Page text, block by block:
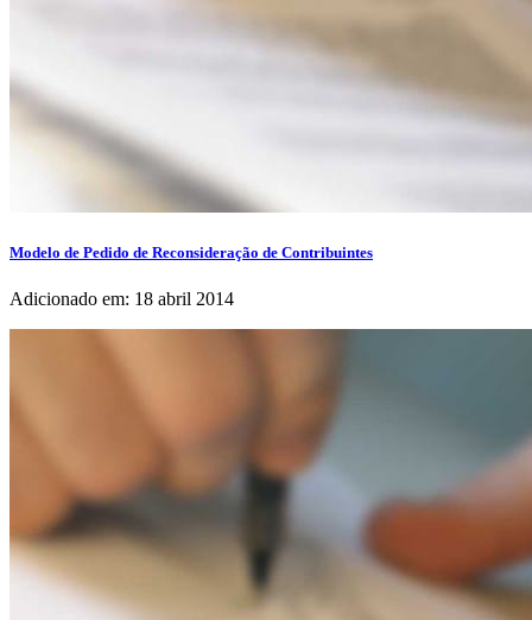
Modelo de Pedido de Reconsideração de Contribuintes
Adicionado em: 18 abril 2014